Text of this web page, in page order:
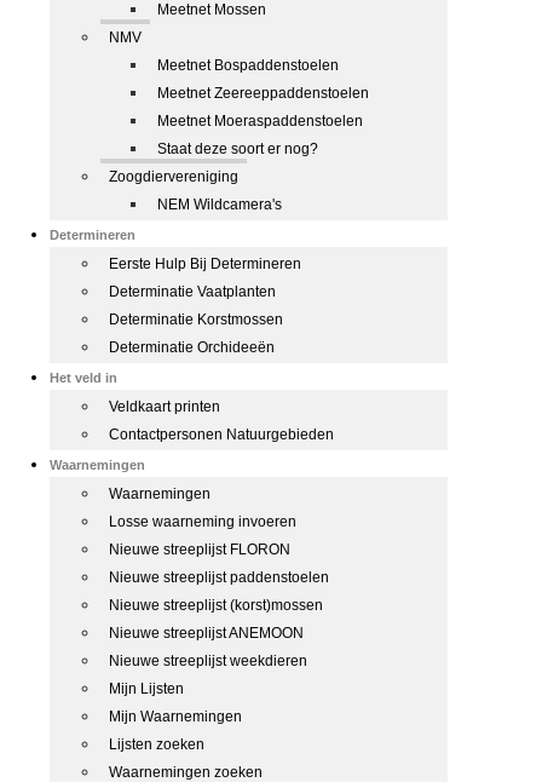
Meetnet Mossen
NMV
Meetnet Bospaddenstoelen
Meetnet Zeereeppaddenstoelen
Meetnet Moeraspaddenstoelen
Staat deze soort er nog?
Zoogdiervereniging
NEM Wildcamera's
Determineren
Eerste Hulp Bij Determineren
Determinatie Vaatplanten
Determinatie Korstmossen
Determinatie Orchideeën
Het veld in
Veldkaart printen
Contactpersonen Natuurgebieden
Waarnemingen
Waarnemingen
Losse waarneming invoeren
Nieuwe streeplijst FLORON
Nieuwe streeplijst paddenstoelen
Nieuwe streeplijst (korst)mossen
Nieuwe streeplijst ANEMOON
Nieuwe streeplijst weekdieren
Mijn Lijsten
Mijn Waarnemingen
Lijsten zoeken
Waarnemingen zoeken